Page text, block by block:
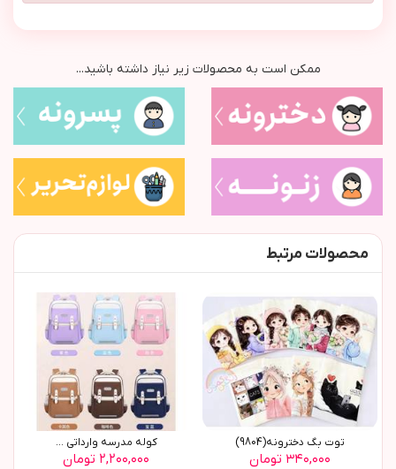
ممکن است به محصولات زیر نیاز داشته باشید...
محصولات مرتبط
توت بگ دخترونه(9804)
۳۴۰,۰۰۰ تومان
کوله مدرسه وارداتی ...
۲,۲۰۰,۰۰۰ تومان